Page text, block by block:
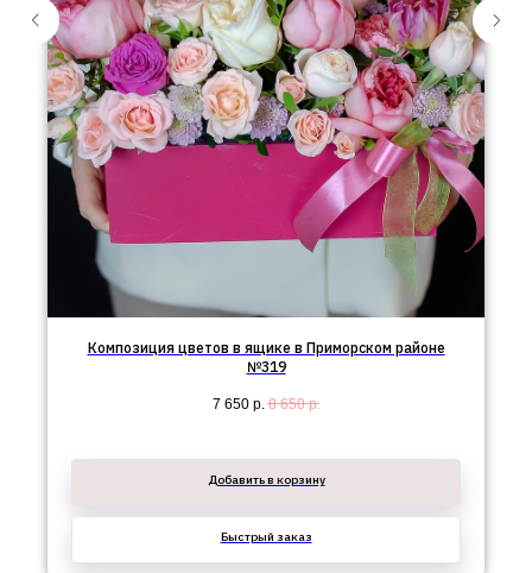
Композиция цветов в ящике в Приморском районе
№319
7 650 р. 8 650 р.
Добавить в корзину
Быстрый заказ